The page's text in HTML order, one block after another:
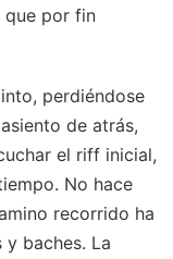
que por fin
perdiéndose
de atrás,
el riff inicial,
No hace
recorrido ha
baches. La